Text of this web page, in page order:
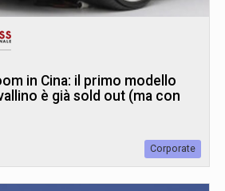
in Cina: il primo modello
è già sold out (ma con
Corporate